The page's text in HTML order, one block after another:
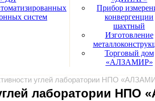
систем
Прибор
конвергенции
шахтный
Изготовление
Торговый дом
«АЛЗАМИР»
углей лаборатории НПО